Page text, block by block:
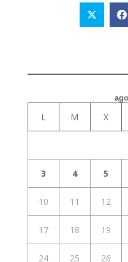
L M X
3 4 5
10 11 12
17 18 19
24 25 26